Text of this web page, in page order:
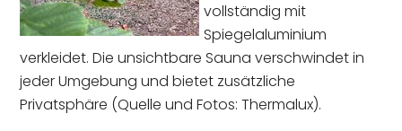
vollständig mit
Spiegelaluminium
verkleidet. Die unsichtbare Sauna verschwindet in
jeder Umgebung und bietet zusätzliche
Privatsphäre (Quelle und Fotos: Thermalux).